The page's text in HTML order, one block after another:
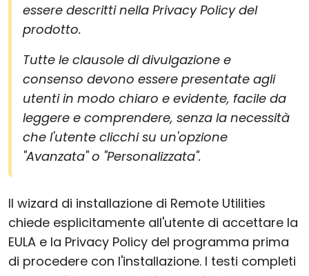
essere descritti nella Privacy Policy del
prodotto.
Tutte le clausole di divulgazione e
consenso devono essere presentate agli
utenti in modo chiaro e evidente, facile da
leggere e comprendere, senza la necessità
che l'utente clicchi su un'opzione
"Avanzata" o "Personalizzata".
Il wizard di installazione di Remote Utilities
chiede esplicitamente all'utente di accettare la
EULA e la Privacy Policy del programma prima
di procedere con l'installazione. I testi completi